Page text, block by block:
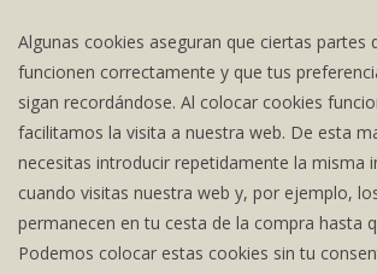
Algunas cookies aseguran que ciertas partes
funcionen correctamente y que tus
sigan recordándose. Al colocar cookies
facilitamos la visita a nuestra web. De esta
necesitas introducir repetidamente la misma
cuando visitas nuestra web y, por ejemplo,
permanecen en tu cesta de la compra hasta
Podemos colocar estas cookies sin tu